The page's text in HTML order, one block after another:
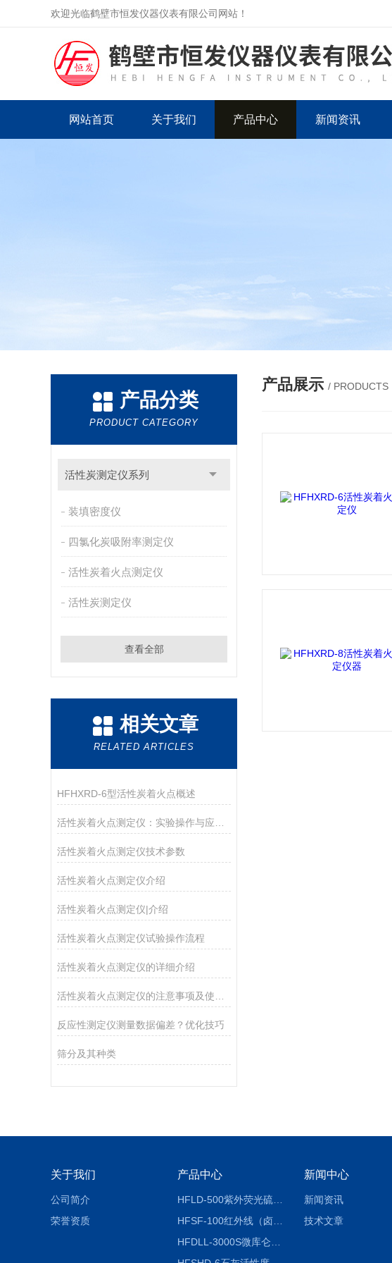
欢迎光临鹤壁市恒发仪器仪表有限公司网站！
网站首页 关于我们 产品中心 新闻资讯
产品分类
PRODUCT CATEGORY
活性炭测定仪系列
装填密度仪
四氯化炭吸附率测定仪
活性炭着火点测定仪
活性炭测定仪
查看全部
相关文章
RELATED ARTICLES
HFHXRD-6型活性炭着火点概述
活性炭着火点测定仪技术参数
活性炭着火点测定仪介绍
活性炭着火点测定仪|介绍
活性炭着火点测定仪试验操作流程
活性炭着火点测定仪的详细介绍
反应性测定仪测量数据偏差？优化技巧
筛分及其种类
产品展示 / PRODUCTS
关于我们
公司简介
荣誉资质
产品中心
HFLD-500紫外荧光硫氮仪
HFSF-100红外线（卤素）水分测定仪
新闻中心
新闻资讯
技术文章